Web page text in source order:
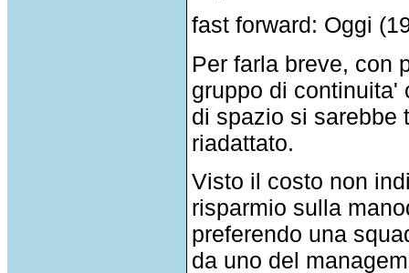
fast forward: Oggi
Per farla breve, con
gruppo di continuita'
di spazio si sarebbe
riadattato.
Visto il costo non
risparmio sulla
preferendo una
da uno del